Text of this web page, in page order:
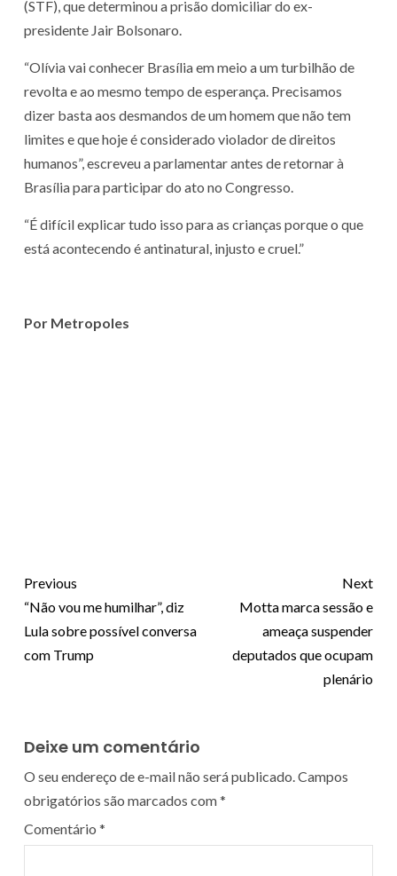
(STF), que determinou a prisão domiciliar do ex-
presidente Jair Bolsonaro.
“Olívia vai conhecer Brasília em meio a um turbilhão de
revolta e ao mesmo tempo de esperança. Precisamos
dizer basta aos desmandos de um homem que não tem
limites e que hoje é considerado violador de direitos
humanos”, escreveu a parlamentar antes de retornar à
Brasília para participar do ato no Congresso.
“É difícil explicar tudo isso para as crianças porque o que
está acontecendo é antinatural, injusto e cruel.”
Por Metropoles
Previous
“Não vou me humilhar”, diz
Lula sobre possível conversa
com Trump
Next
Motta marca sessão e
ameaça suspender
deputados que ocupam
plenário
Deixe um comentário
O seu endereço de e-mail não será publicado.Campos
obrigatórios são marcados com*
Comentário *